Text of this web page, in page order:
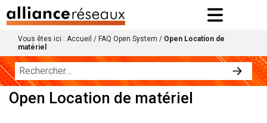
Vous êtes ici : Accueil / FAQ Open System / Open Location de
matériel
Open Location de matériel